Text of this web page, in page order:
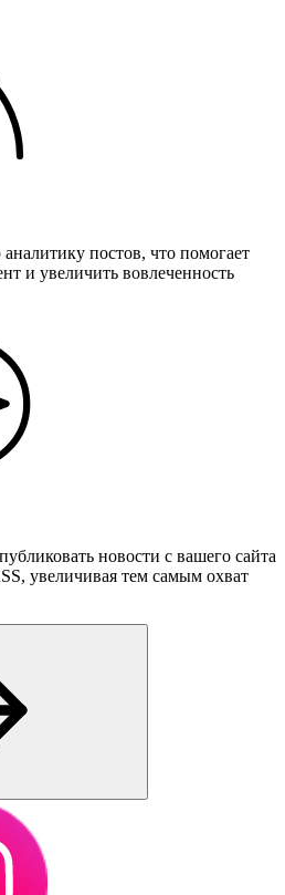
постов, что помогает
и увеличить вовлеченность
новости с вашего сайта
увеличивая тем самым охват